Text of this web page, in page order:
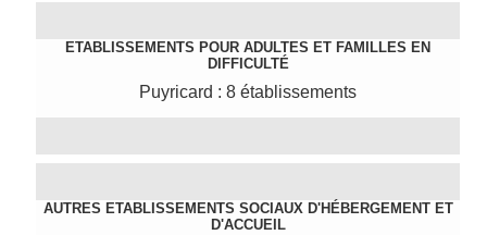
ETABLISSEMENTS POUR ADULTES ET FAMILLES EN
DIFFICULTÉ
Puyricard : 8 établissements
AUTRES ETABLISSEMENTS SOCIAUX D'HÉBERGEMENT ET
D'ACCUEIL